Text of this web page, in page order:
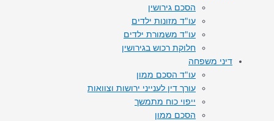
הסכם גירושין
עו"ד מזונות ילדים
עו"ד משמורת ילדים
חלוקת רכוש בגירושין
דיני משפחה
עו"ד הסכם ממון
עורך דין לענייני ירושות וצוואות
ייפוי כוח מתמשך
הסכם ממון